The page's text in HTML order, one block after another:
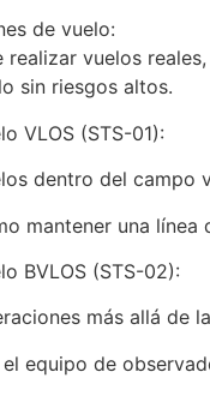
de vuelo:
realizar vuelos
sin riesgos altos.
VLOS (STS-01):
dentro del campo
mantener una
BVLOS (STS-02):
más allá de
equipo de